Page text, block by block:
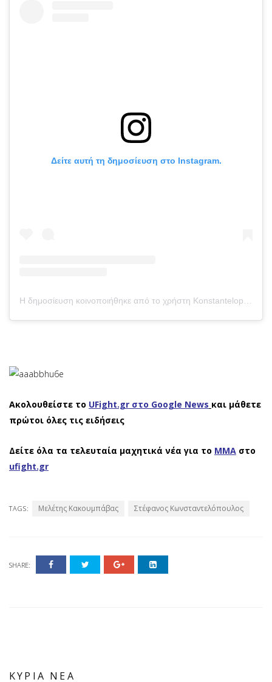
Δείτε αυτή τη δημοσίευση στο Instagram.
Ακολουθείστε το UFight.gr στο Google News και μάθετε
πρώτοι όλες τις ειδήσεις
Δείτε όλα τα τελευταία μαχητικά νέα για το ΜΜΑ στο
ufight.gr
TAGS: Μελέτης Κακουμπάβας Στέφανος Κωνσταντελόπουλος
SHARE:
ΚΥΡΙΑ ΝΕΑ